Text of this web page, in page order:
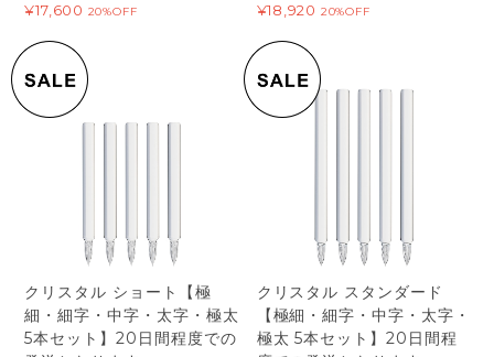
¥17,600 20%OFF ¥18,920 20%OFF
クリスタル ショート【極
細・細字・中字・太字・極太
5本セット】20日間程度での
クリスタル スタンダード
【極細・細字・中字・太字・
極太 5本セット】20日間程